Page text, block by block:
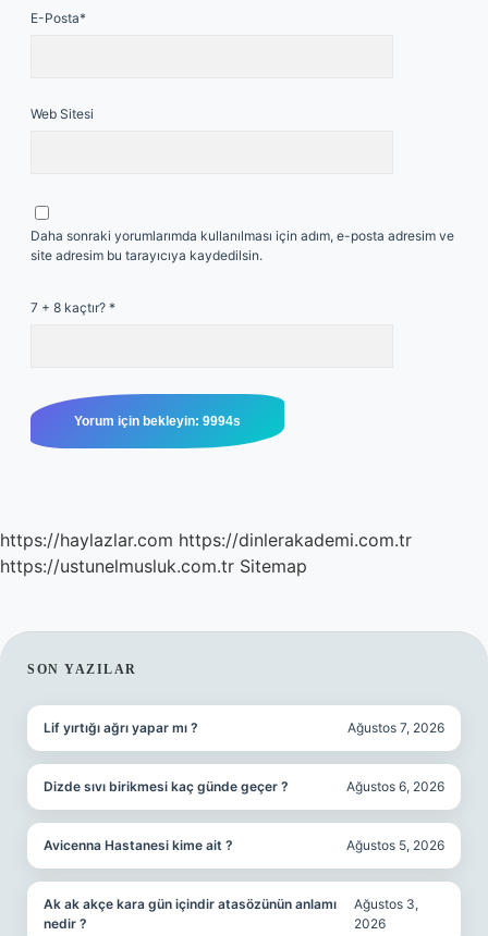
E-Posta*
Web Sitesi
Daha sonraki yorumlarımda kullanılması için adım, e-posta adresim ve
site adresim bu tarayıcıya kaydedilsin.
7 + 8 kaçtır? *
https://haylazlar.com https://dinlerakademi.com.tr
https://ustunelmusluk.com.tr Sitemap
SIDEBAR
SON YAZILAR
Lif yırtığı ağrı yapar mı ? Ağustos 7, 2026
Dizde sıvı birikmesi kaç günde geçer ? Ağustos 6, 2026
Avicenna Hastanesi kime ait ? Ağustos 5, 2026
Ak ak akçe kara gün içindir atasözünün anlamı
nedir ?
Ağustos 3,
2026